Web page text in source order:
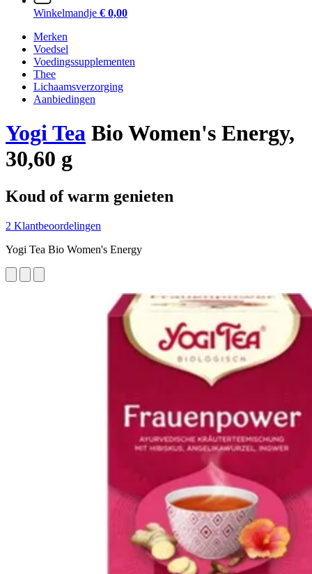
Winkelmandje € 0,00
Merken
Voedsel
Voedingssupplementen
Thee
Lichaamsverzorging
Aanbiedingen
Yogi Tea Bio Women's Energy,
30,60 g
Koud of warm genieten
2 Klantbeoordelingen
Yogi Tea Bio Women's Energy